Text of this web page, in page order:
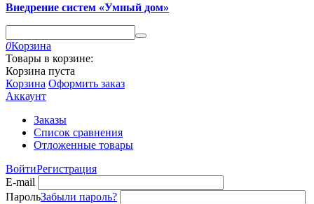
Внедрение систем «Умный дом»
0Корзина
Товары в корзине:
Корзина пуста
Корзина Оформить заказ
Аккаунт
Заказы
Список сравнения
Отложенные товары
ВойтиРегистрация
E-mail
ПарольЗабыли пароль?